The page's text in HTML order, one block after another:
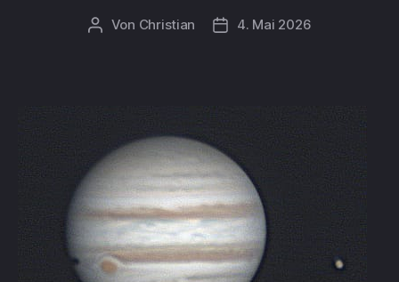
Beitragsautor
Von Christian Beitragsdatum
4. Mai 2026